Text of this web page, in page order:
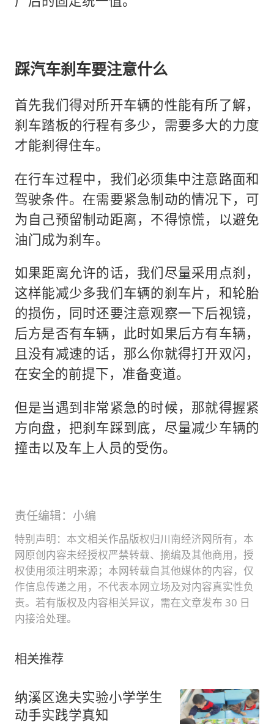
踩汽车刹车要注意什么
首先我们得对所开车辆的性能有所了解，
刹车踏板的行程有多少，需要多大的力度
才能刹得住车。
在行车过程中，我们必须集中注意路面和
驾驶条件。在需要紧急制动的情况下，可
为自己预留制动距离，不得惊慌，以避免
油门成为刹车。
如果距离允许的话，我们尽量采用点刹，
这样能减少多我们车辆的刹车片，和轮胎
的损伤，同时还要注意观察一下后视镜，
后方是否有车辆，此时如果后方有车辆，
且没有减速的话，那么你就得打开双闪，
在安全的前提下，准备变道。
但是当遇到非常紧急的时候，那就得握紧
方向盘，把刹车踩到底，尽量减少车辆的
撞击以及车上人员的受伤。
责任编辑：小编
特别声明：本文相关作品版权归川南经济网所有，本
网原创内容未经授权严禁转载、摘编及其他商用，授
权使用须注明来源；本网转载自其他媒体的内容，仅
作信息传递之用，不代表本网立场及对内容真实性负
责。若有版权及内容相关异议，需在文章发布 30 日
内接洽处理。
相关推荐
纳溪区逸夫实验小学学生
动手实践学真知